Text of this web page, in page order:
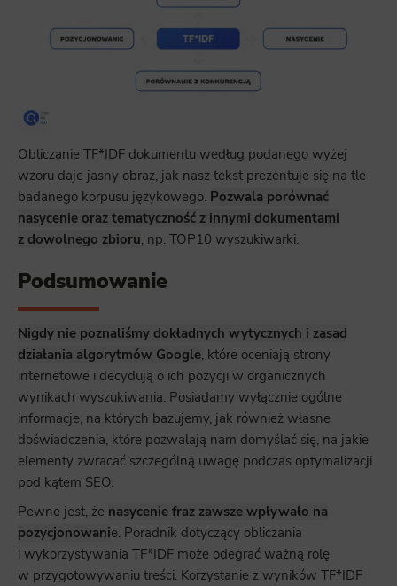
Obliczanie TF*IDF dokumentu według podanego wyżej
wzoru daje jasny obraz, jak nasz tekst prezentuje się na tle
badanego korpusu językowego. Pozwala porównać
nasycenie oraz tematyczność z innymi dokumentami
z dowolnego zbioru, np. TOP10 wyszukiwarki.
Podsumowanie
Nigdy nie poznaliśmy dokładnych wytycznych i zasad
działania algorytmów Google, które oceniają strony
internetowe i decydują o ich pozycji w organicznych
wynikach wyszukiwania. Posiadamy wyłącznie ogólne
informacje, na których bazujemy, jak również własne
doświadczenia, które pozwalają nam domyślać się, na jakie
elementy zwracać szczególną uwagę podczas optymalizacji
pod kątem SEO.
Pewne jest, że nasycenie fraz zawsze wpływało na
pozycjonowanie. Poradnik dotyczący obliczania
i wykorzystywania TF*IDF może odegrać ważną rolę
w przygotowywaniu treści. Korzystanie z wyników TF*IDF